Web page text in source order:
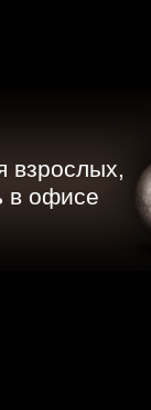
взрослых,
в офисе